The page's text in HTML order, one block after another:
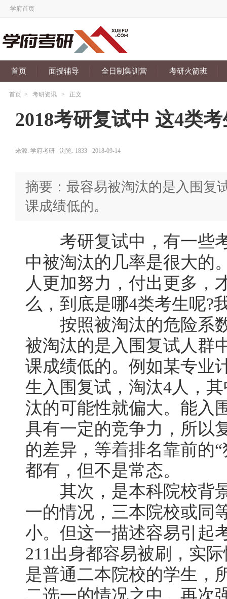
学府首页
首页 面授辅导 全日制集训营 考研火箭班
首页 > 考研资讯 > 正文
2018考研复试中 这4类
来源: 学府考研 浏览: 1833 2018-09-14
摘要：最容易被淘汰的是入围复
课成绩低的。
考研复试中，有一些考
中被淘汰的几率是很大的
人更加努力，付出更多，
么，到底是哪4类考生呢?
按照被淘汰的危险系数
被淘汰的是入围复试人群
课成绩低的。例如某专业
生入围复试，淘汰4人，
汰的可能性就偏大。能入
具有一定的竞争力，所以
的差异，等着排名靠前的
都有，但不是常态。
其次，是本科院校背景
一的情况，三本院校或同
小。但这一描述容易引起
211出身都容易被刷，实
是普通二本院校的学生，
二选一的情况之中。再次